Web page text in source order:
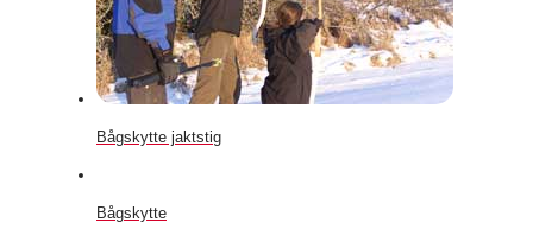
Bågskytte jaktstig
Bågskytte